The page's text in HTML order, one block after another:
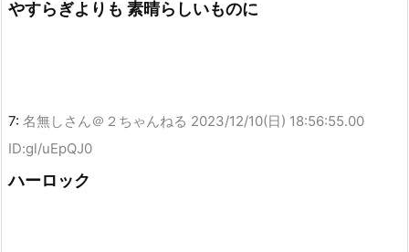
やすらぎよりも 素晴らしいものに
7: 名無しさん＠２ちゃんねる 2023/12/10(日) 18:56:55.00
ID:gl/uEpQJ0
ハーロック